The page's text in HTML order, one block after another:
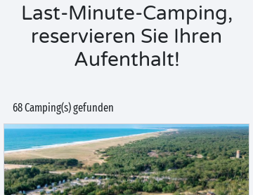
Last-Minute-Camping,
reservieren Sie Ihren
Aufenthalt!
68 Camping(s) gefunden